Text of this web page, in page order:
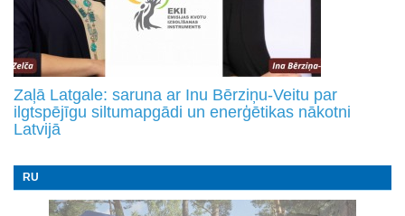
Zaļā Latgale: saruna ar Inu Bērziņu-Veitu par
ilgtspējīgu siltumapgādi un enerģētikas nākotni
Latvijā
RU